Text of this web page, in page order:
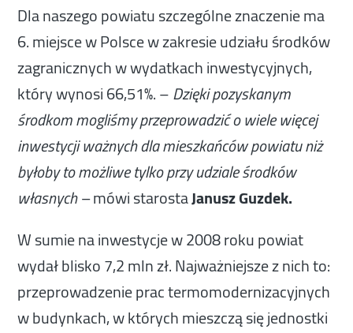
Dla naszego powiatu szczególne znaczenie ma
6. miejsce w Polsce w zakresie udziału środków
zagranicznych w wydatkach inwestycyjnych,
który wynosi 66,51%. – Dzięki pozyskanym
środkom mogliśmy przeprowadzić o wiele więcej
inwestycji ważnych dla mieszkańców powiatu niż
byłoby to możliwe tylko przy udziale środków
własnych –mówi starostaJanusz Guzdek.
W sumie na inwestycje w 2008 roku powiat
wydał blisko 7,2 mln zł. Najważniejsze z nich to:
przeprowadzenie prac termomodernizacyjnych
w budynkach, w których mieszczą się jednostki